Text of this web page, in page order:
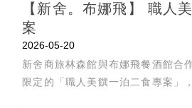
【新舍。布娜飛】 職人
案
2026-05-20
新舍商旅林森館與布娜飛餐酒館合
限定的「職人美饌一泊二食專案」